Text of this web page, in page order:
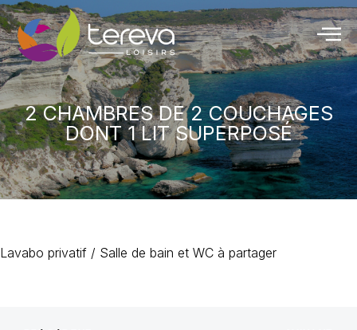
2 CHAMBRES DE 2 COUCHAGES
DONT 1 LIT SUPERPOSÉ
Lavabo privatif / Salle de bain et WC à partager